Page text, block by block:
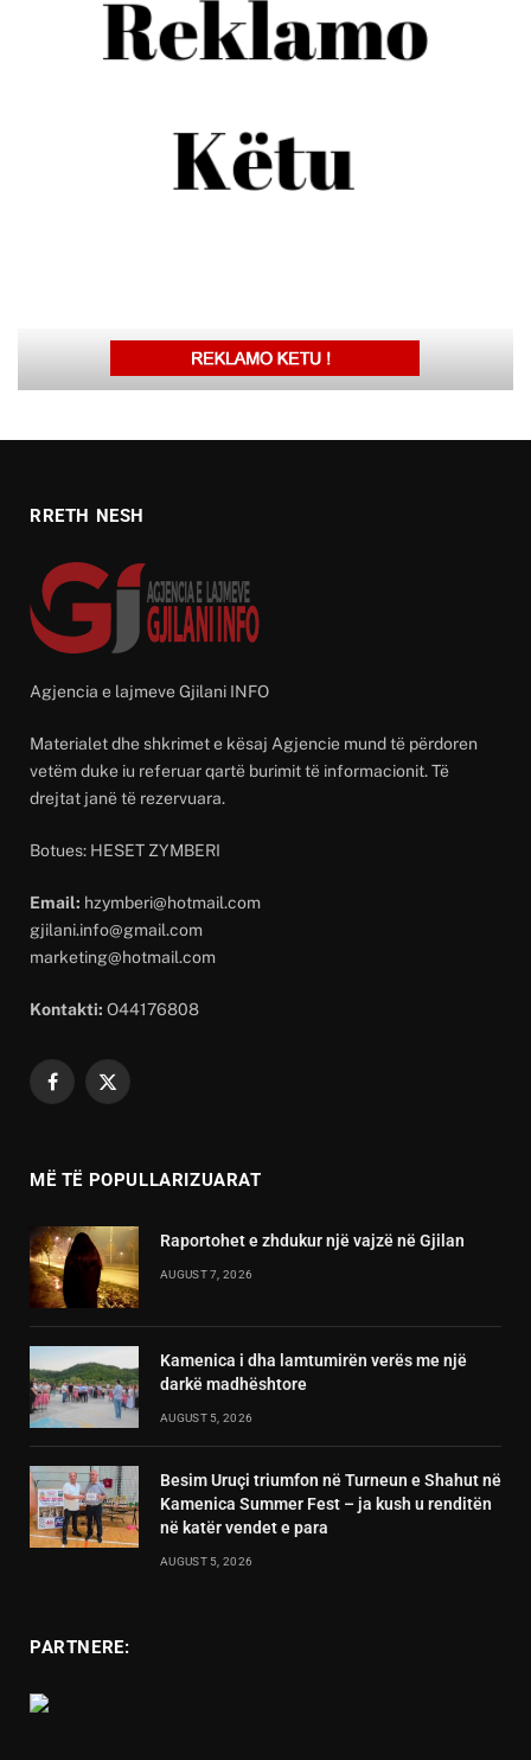
RRETH NESH
Agjencia e lajmeve Gjilani INFO
Materialet dhe shkrimet e kësaj Agjencie mund të përdoren
vetëm duke iu referuar qartë burimit të informacionit. Të
drejtat janë të rezervuara.
Botues: HESET ZYMBERI
Email: hzymberi@hotmail.com
gjilani.info@gmail.com
marketing@hotmail.com
Kontakti: O44176808
Facebook
X
MË TË POPULLARIZUARAT
Raportohet e zhdukur një vajzë në Gjilan
AUGUST 7, 2026
Kamenica i dha lamtumirën verës me një
darkë madhështore
AUGUST 5, 2026
Besim Uruçi triumfon në Turneun e Shahut në
Kamenica Summer Fest – ja kush u renditën
në katër vendet e para
AUGUST 5, 2026
PARTNERE: